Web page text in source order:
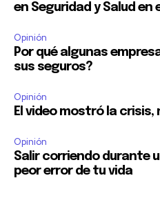
en Seguridad y Salud en
Opinión
Por qué algunas
sus seguros?
Opinión
El video mostró la crisis,
Opinión
Salir corriendo durante
peor error de tu vida